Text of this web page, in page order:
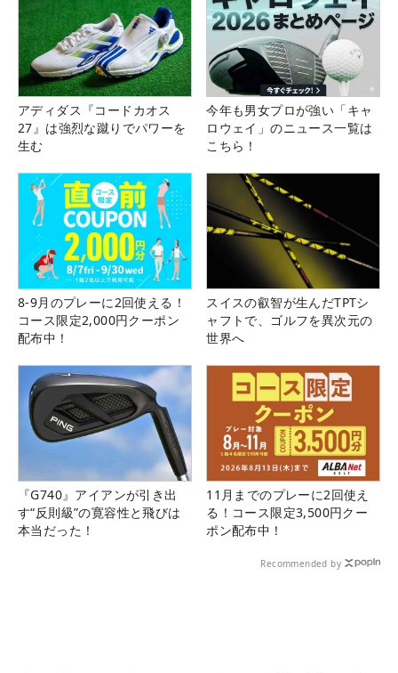
アディダス『コードカオス
27』は強烈な蹴りでパワーを
生む
今年も男女プロが強い「キャ
ロウェイ」のニュース一覧は
こちら！
8-9月のプレーに2回使える！
コース限定2,000円クーポン
配布中！
スイスの叡智が生んだTPTシ
ャフトで、ゴルフを異次元の
世界へ
『G740』アイアンが引き出
す“反則級”の寛容性と飛びは
本当だった！
11月までのプレーに2回使え
る！コース限定3,500円クー
ポン配布中！
Recommended by